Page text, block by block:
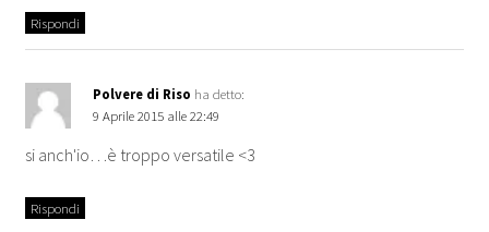
Rispondi
Polvere di Riso ha detto:
9 Aprile 2015 alle 22:49
si anch'io…è troppo versatile <3
Rispondi